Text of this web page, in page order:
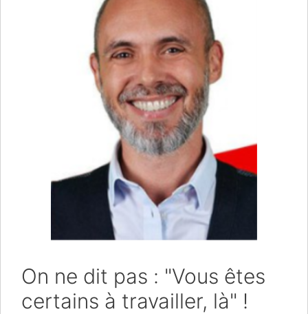
On ne dit pas : "Vous êtes
certains à travailler, là" !